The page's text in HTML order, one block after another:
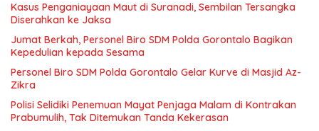
Kasus Penganiayaan Maut di Suranadi, Sembilan Tersangka
Diserahkan ke Jaksa
Jumat Berkah, Personel Biro SDM Polda Gorontalo Bagikan
Kepedulian kepada Sesama
Personel Biro SDM Polda Gorontalo Gelar Kurve di Masjid Az-
Zikra
Polisi Selidiki Penemuan Mayat Penjaga Malam di Kontrakan
Prabumulih, Tak Ditemukan Tanda Kekerasan